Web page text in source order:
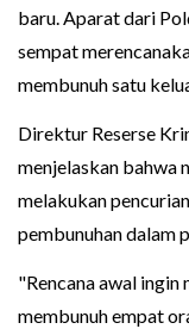
baru. Aparat dari
sempat
membunuh satu
Direktur Reserse
menjelaskan bahwa
melakukan
pembunuhan dalam
"Rencana awal
membunuh empat